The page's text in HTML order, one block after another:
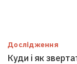
Дослідження
Куди і як